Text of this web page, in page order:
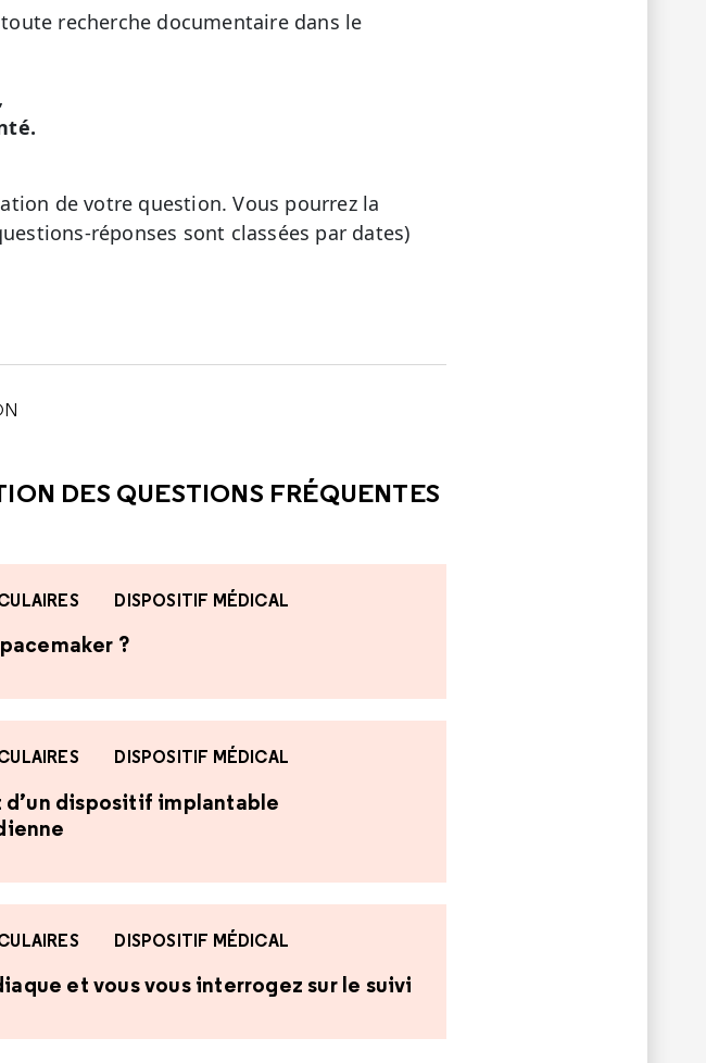
recherche documentaire dans le
de votre question. Vous pourrez la
réponses sont classées par dates)
DES QUESTIONS FRÉQUENTES
DISPOSITIF MÉDICAL
?
DISPOSITIF MÉDICAL
d’un dispositif implantable
DISPOSITIF MÉDICAL
et vous vous interrogez sur le suivi